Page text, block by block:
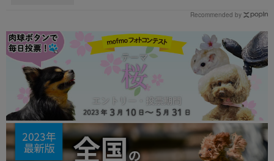
Recommended by